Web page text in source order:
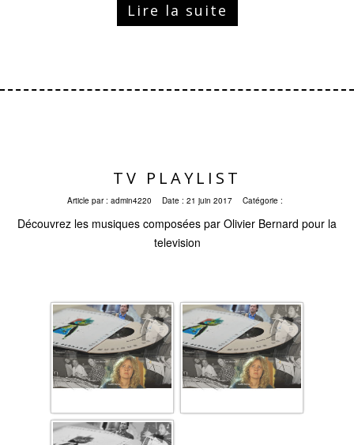
Lire la suite
TV PLAYLIST
Article par : admin4220 Date : 21 juin 2017 Catégorie :
Découvrez les musiques composées par Olivier Bernard pour la
television